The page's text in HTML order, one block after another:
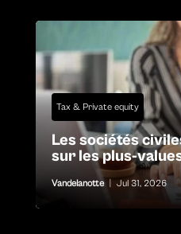
Tax & Private equity
Les sociétés
sur les plus-
Vandelanotte Jul 31, 2026